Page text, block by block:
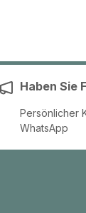
Haben Sie
Persönlicher
WhatsApp